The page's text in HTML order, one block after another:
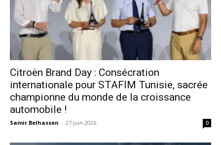
Citroën Brand Day : Consécration
internationale pour STAFIM Tunisie, sacrée
championne du monde de la croissance
automobile !
Samir Belhassen - 27 juin 2026 0